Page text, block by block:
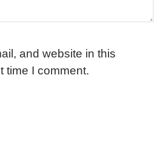
and website in this
time I comment.